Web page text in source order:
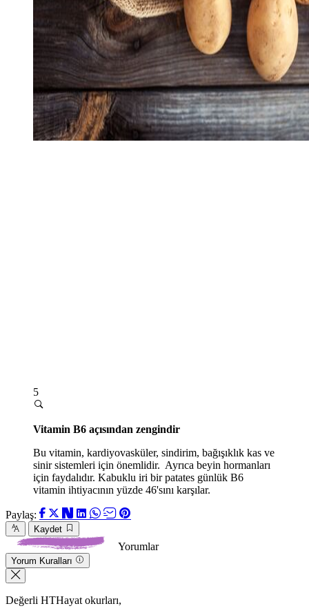
5
Vitamin B6 açısından zengindir
Bu vitamin, kardiyovasküler, sindirim, bağışıklık kas ve
sinir sistemleri için önemlidir. Ayrıca beyin hormanları
için faydalıdır. Kabuklu iri bir patates günlük B6
vitamin ihtiyacının yüzde 46'sını karşılar.
Paylaş:
Kaydet
Yorumlar
Yorum Kuralları
Değerli HTHayat okurları,